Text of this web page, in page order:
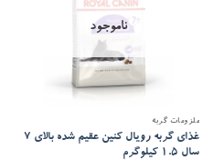
ناموجود
ملزومات گربه
غذای گربه رویال کنین عقیم شده بالای 7
سال 1.5 کیلوگرم